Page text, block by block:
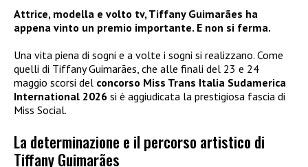
Attrice, modella e volto tv, Tiffany Guimarães ha
appena vinto un premio importante. E non si ferma.
Una vita piena di sogni e a volte i sogni si realizzano. Come
quelli di Tiffany Guimarães, che alle finali del 23 e 24
maggio scorsi del concorso Miss Trans Italia Sudamerica
International 2026 si è aggiudicata la prestigiosa fascia di
Miss Social.
La determinazione e il percorso artistico di
Tiffany Guimarães